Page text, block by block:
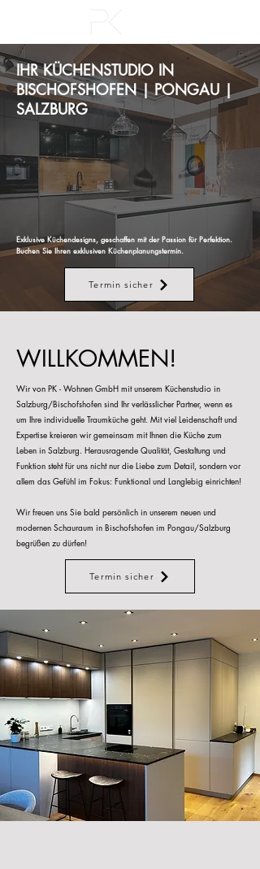
IHR KÜCHENSTUDIO IN
BISCHOFSHOFEN | PONGAU |
SALZBURG
Exklusive Küchendesigns, geschaffen mit der Passion für Perfektion.
Buchen Sie Ihren exklusiven Küchenplanungstermin.
Termin sicher
WILLKOMMEN!
Wir von PK - Wohnen GmbH mit unserem Küchenstudio in
Salzburg/Bischofshofen sind Ihr verlässlicher Partner, wenn es
um Ihre individuelle Traumküche geht. Mit viel Leidenschaft und
Expertise kreieren wir gemeinsam mit Ihnen die Küche zum
Leben in Salzburg. Herausragende Qualität, Gestaltung und
Funktion steht für uns nicht nur die Liebe zum Detail, sondern vor
allem das Gefühl im Fokus: Funktional und Langlebig einrichten!
Wir freuen uns Sie bald persönlich in unserem neuen und
modernen Schauraum in Bischofshofen im Pongau/Salzburg
begrüßen zu dürfen!
Termin sicher